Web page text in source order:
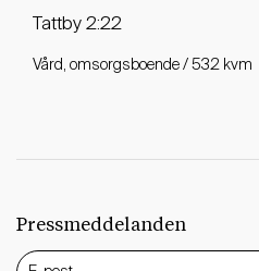
Tattby 2:22
Vård, omsorgsboende / 532 kvm
Pressmeddelanden